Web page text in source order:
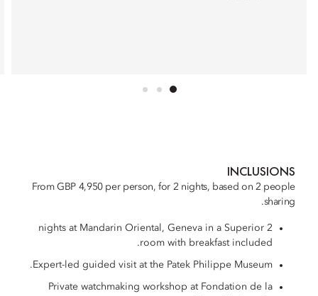
INCLUSIONS
From GBP 4,950 per person, for 2 nights, based on 2 people
sharing.
2 nights at Mandarin Oriental, Geneva in a Superior
room with breakfast included.
Expert-led guided visit at the Patek Philippe Museum.
Private watchmaking workshop at Fondation de la